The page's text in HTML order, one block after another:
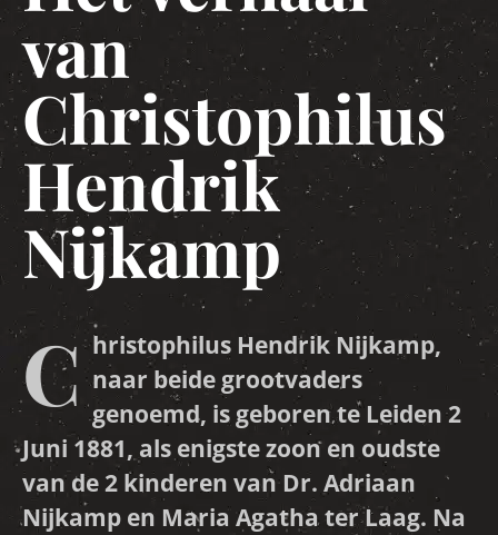
van
Christophilus
Hendrik
Nijkamp
C hristophilus Hendrik Nijkamp,
naar beide grootvaders
genoemd, is geboren te Leiden 2
Juni 1881, als enigste zoon en oudste
van de 2 kinderen van Dr. Adriaan
Nijkamp en Maria Agatha ter Laag. Na